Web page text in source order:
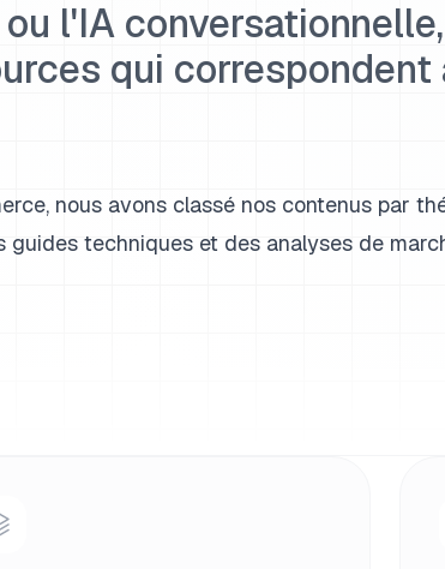
l'IA conversationnelle,
qui correspondent
nous avons classé nos contenus par
techniques et des analyses de